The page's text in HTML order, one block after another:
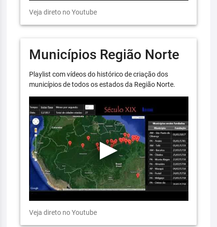
Veja direto no Youtube
Municípios Região Norte
Playlist com vídeos do histórico de criação dos
municípios de todos os estados da Região Norte.
Veja direto no Youtube